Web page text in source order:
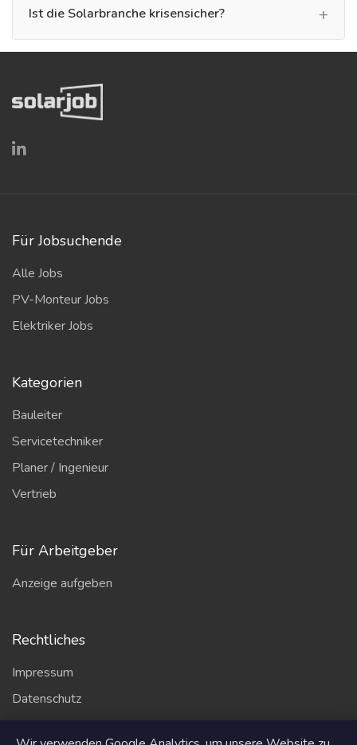
Ist die Solarbranche krisensicher?
Für Jobsuchende
Alle Jobs
PV-Monteur Jobs
Elektriker Jobs
Kategorien
Bauleiter
Servicetechniker
Planer / Ingenieur
Vertrieb
Für Arbeitgeber
Anzeige aufgeben
Rechtliches
Impressum
Datenschutz